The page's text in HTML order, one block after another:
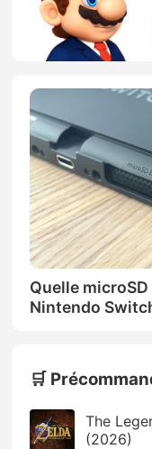
Quelle
Nintendo
🛒
The
(2026)